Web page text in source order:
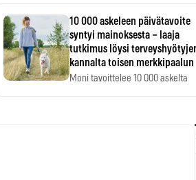
10 000 askeleen päivätavoite
syntyi mainoksesta – laaja
tutkimus löysi
kannalta toisen merkkipaalun
Moni tavoittelee 10 000 askelta